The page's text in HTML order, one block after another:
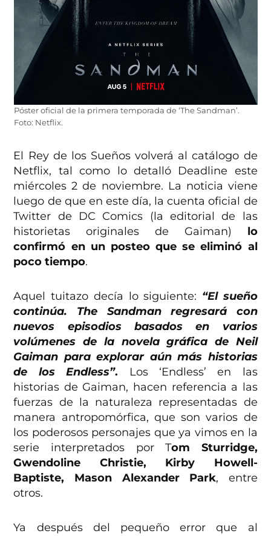
Póster oficial de la primera temporada de ‘The Sandman’.
Foto: Netflix.
El Rey de los Sueños volverá al catálogo de
Netflix, tal como lo detalló Deadline este
miércoles 2 de noviembre. La noticia viene
luego de que en este día, la cuenta oficial de
Twitter de DC Comics (la editorial de las
historietas originales de Gaiman) lo
confirmó en un posteo que se eliminó al
poco tiempo.
Aquel tuitazo decía lo siguiente: “El sueño
continúa. The Sandman regresará con
nuevos episodios basados ​​en varios
volúmenes de la novela gráfica de Neil
Gaiman para explorar aún más historias
de los Endless”. Los ‘Endless’ en las
historias de Gaiman, hacen referencia a las
fuerzas de la naturaleza representadas de
manera antropomórfica, que son varios de
los poderosos personajes que ya vimos en la
serie interpretados por Tom Sturridge,
Gwendoline Christie, Kirby Howell-
Baptiste, Mason Alexander Park, entre
otros.
Ya después del pequeño error que al